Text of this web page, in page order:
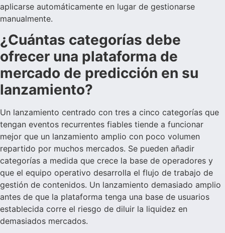
aplicarse automáticamente en lugar de gestionarse
manualmente.
¿Cuántas categorías debe
ofrecer una plataforma de
mercado de predicción en su
lanzamiento?
Un lanzamiento centrado con tres a cinco categorías que
tengan eventos recurrentes fiables tiende a funcionar
mejor que un lanzamiento amplio con poco volumen
repartido por muchos mercados. Se pueden añadir
categorías a medida que crece la base de operadores y
que el equipo operativo desarrolla el flujo de trabajo de
gestión de contenidos. Un lanzamiento demasiado amplio
antes de que la plataforma tenga una base de usuarios
establecida corre el riesgo de diluir la liquidez en
demasiados mercados.